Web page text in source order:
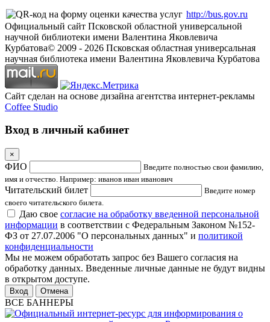
http://bus.gov.ru
Официальный сайт Псковской областной универсальной
научной библиотеки имени Валентина Яковлевича
Курбатова© 2009 - 2026 Псковская областная универсальная
научная библиотека имени Валентина Яковлевича Курбатова
Сайт сделан на основе дизайна агентства интернет-рекламы
Coffee Studio
Вход в личный кабинет
×
ФИО
Введите полностью свои фамилию,
имя и отчество. Например: иванов иван иванович
Читательский билет
Введите номер
своего читательского билета.
Даю свое согласие на обработку введенной персональной
информации в соответствии с Федеральным Законом №152-
ФЗ от 27.07.2006 "О персональных данных" и политикой
конфиденциальности
Мы не можем обработать запрос без Вашего согласия на
обработку данных. Введенные личные данные не будут видны
в открытом доступе.
Отмена
ВСЕ БАННЕРЫ